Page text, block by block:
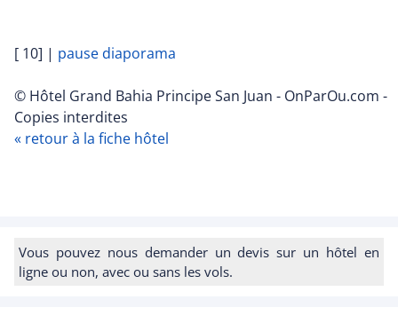
[ 10] | pause diaporama
© Hôtel Grand Bahia Principe San Juan - OnParOu.com -
Copies interdites
« retour à la fiche hôtel
Vous pouvez nous demander un devis sur un hôtel en
ligne ou non, avec ou sans les vols.